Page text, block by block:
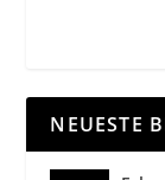
NEUESTE